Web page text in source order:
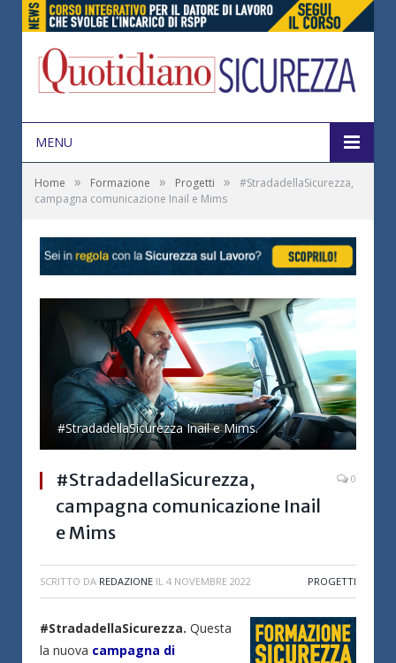
MENU
Home » Formazione » Progetti »
#StradadellaSicurezza,
campagna comunicazione Inail e Mims
#StradadellaSicurezza Inail e Mims.
#StradadellaSicurezza,
campagna comunicazione Inail
e Mims
0
SCRITTO DA REDAZIONE IL 4 NOVEMBRE 2022 PROGETTI
#StradadellaSicurezza. Questa
la nuova campagna di